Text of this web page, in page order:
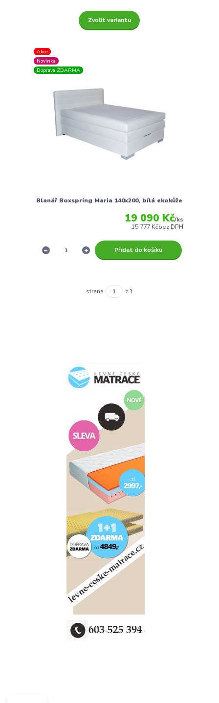
Zvolit variantu
Akce
Novinka
Doprava ZDARMA
Blanář Boxspring Maria 140x200, bílá ekokůže
19 090 Kč/ks
15 777 Kčbez DPH
Přidat do košíku
strana z 1